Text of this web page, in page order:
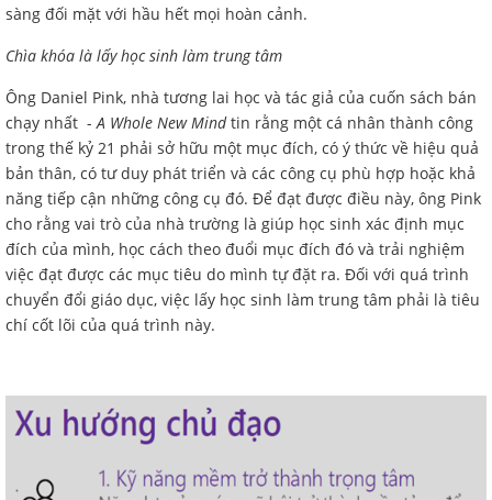
sàng đối mặt với hầu hết mọi hoàn cảnh.
Chìa khóa là lấy học sinh làm trung tâm
Ông Daniel Pink, nhà tương lai học và tác giả của cuốn sách bán
chạy nhất -A Whole New Mindtin rằng một cá nhân thành công
trong thế kỷ 21 phải sở hữu một mục đích, có ý thức về hiệu quả
bản thân, có tư duy phát triển và các công cụ phù hợp hoặc khả
năng tiếp cận những công cụ đó. Để đạt được điều này, ông Pink
cho rằng vai trò của nhà trường là giúp học sinh xác định mục
đích của mình, học cách theo đuổi mục đích đó và trải nghiệm
việc đạt được các mục tiêu do mình tự đặt ra. Đối với quá trình
chuyển đổi giáo dục, việc lấy học sinh làm trung tâm phải là tiêu
chí cốt lõi của quá trình này.